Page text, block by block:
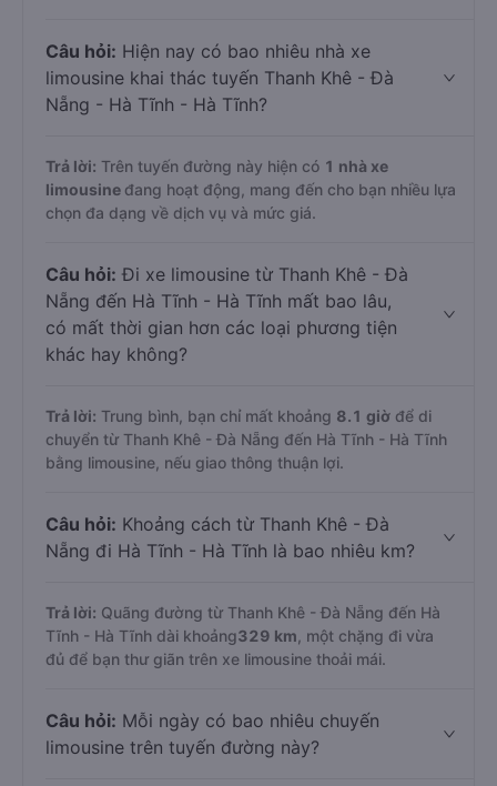
Câu hỏi: Hiện nay có bao nhiêu nhà xe
limousine khai thác tuyến Thanh Khê - Đà
Nẵng - Hà Tĩnh - Hà Tĩnh?
Trả lời: Trên tuyến đường này hiện có 1 nhà xe
limousine đang hoạt động, mang đến cho bạn nhiều lựa
chọn đa dạng về dịch vụ và mức giá.
Câu hỏi: Đi xe limousine từ Thanh Khê - Đà
Nẵng đến Hà Tĩnh - Hà Tĩnh mất bao lâu,
có mất thời gian hơn các loại phương tiện
khác hay không?
Trả lời: Trung bình, bạn chỉ mất khoảng 8.1 giờ để di
chuyển từ Thanh Khê - Đà Nẵng đến Hà Tĩnh - Hà Tĩnh
bằng limousine, nếu giao thông thuận lợi.
Câu hỏi: Khoảng cách từ Thanh Khê - Đà
Nẵng đi Hà Tĩnh - Hà Tĩnh là bao nhiêu km?
Trả lời: Quãng đường từ Thanh Khê - Đà Nẵng đến Hà
Tĩnh - Hà Tĩnh dài khoảng329 km , một chặng đi vừa
đủ để bạn thư giãn trên xe limousine thoải mái.
Câu hỏi: Mỗi ngày có bao nhiêu chuyến
limousine trên tuyến đường này?